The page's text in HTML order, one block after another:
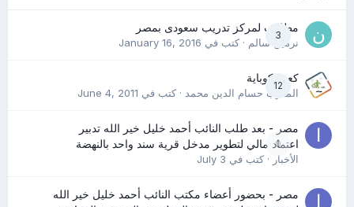
3
مطلوب لمركز تدريب سعودى بمصر
نرمين سالم· كتب في January 16, 2016
12
كعب كوباية
المدرب حسام الدين محمد· كتب في June 4, 2011
0
مصر - بعد طلب النائب أحمد خليل خير الله تدبير
اعتماد مالي لتطوير مدخل قرية سند واحد بالنهضة
الأخبار· كتب في July 3
مصر - بحضور أعضاء مكتب النائب أحمد خليل خير الله